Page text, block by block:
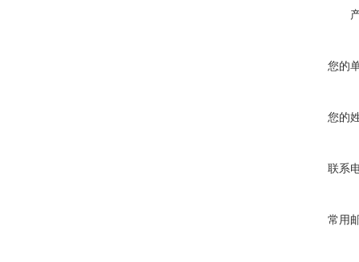
您的
您的
联系
常用